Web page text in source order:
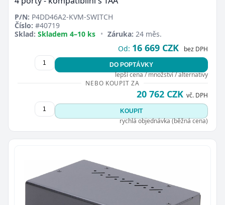
P/N: P4DD46A2-KVM-SWITCH
Číslo: #40719
Sklad: Skladem 4–10 ks • Záruka: 24 měs.
Od: 16 669 CZK bez DPH
DO POPTÁVKY
lepší cena / množství / alternativy
NEBO KOUPIT ZA
20 762 CZK vč. DPH
KOUPIT
rychlá objednávka (běžná cena)